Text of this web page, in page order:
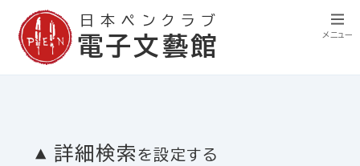
日本ペンクラブ
電子文藝館
詳細検索 を設定する
メニュー